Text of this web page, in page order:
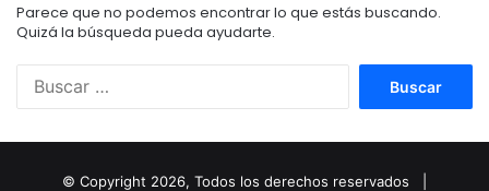
Parece que no podemos encontrar lo que estás buscando.
Quizá la búsqueda pueda ayudarte.
© Copyright 2026, Todos los derechos reservados |